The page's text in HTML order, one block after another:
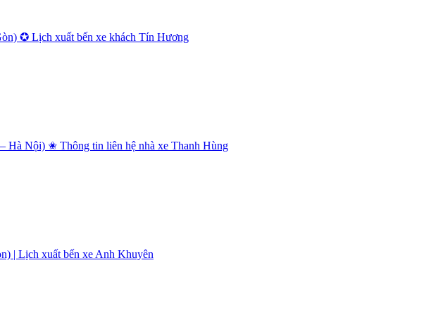
✪ Lịch xuất bến xe khách Tín Hương
Hà Nội) ✬ Thông tin liên hệ nhà xe Thanh Hùng
| Lịch xuất bến xe Anh Khuyên